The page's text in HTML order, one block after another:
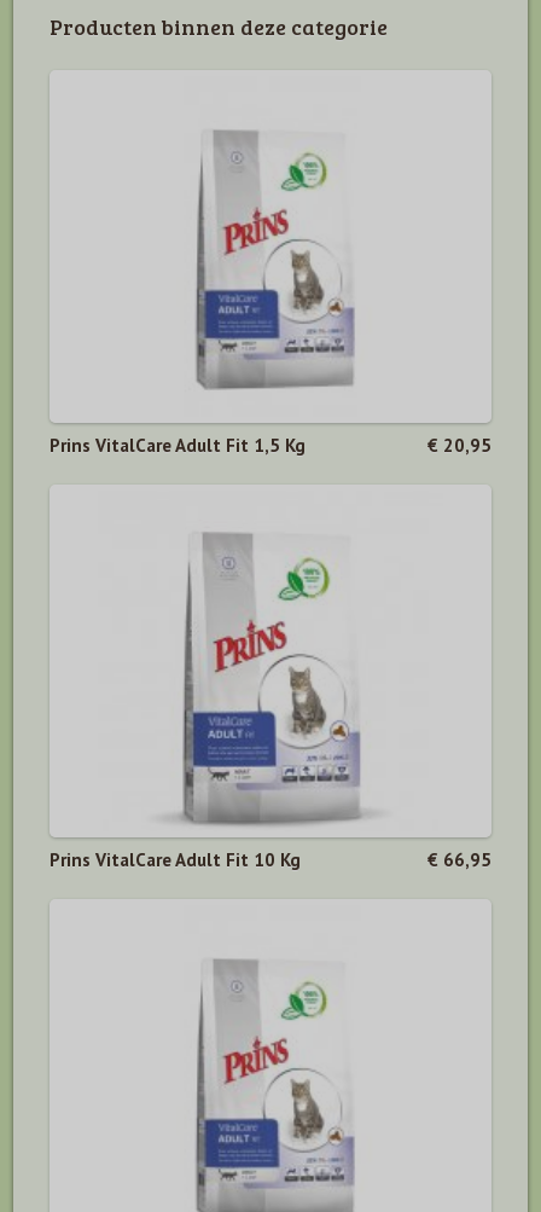
Producten binnen deze categorie
Prins VitalCare Adult Fit 1,5 Kg € 20,95
Prins VitalCare Adult Fit 10 Kg € 66,95